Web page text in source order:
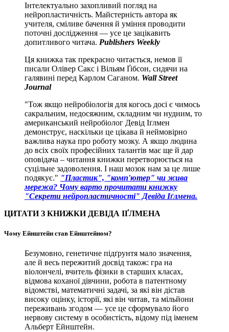
Інтелектуально захопливий погляд на
нейропластичність. Майстерність автора як
учителя, сміливе бачення й уміння проводити
поточні дослідження — усе це зацікавить
допитливого читача. Publishers Weekly
Ця книжка так прекрасно читається, немов її
писали Олівер Сакс і Вільям Ґібсон, сидячи на
галявині перед Карлом Саганом. Wall Street
Journal
"Тож якщо нейробіологія для когось досі є чимось
сакральним, недосяжним, складним чи нудним, то
американський нейробіолог Девід Іґлмен
демонструє, наскільки це цікава й неймовірно
важлива наука про роботу мозку. А якщо людина
до всіх своїх професійних талантів має ще й дар
оповідача – читання книжки перетворюється на
суцільне задоволення. І наш мозок нам за це лише
подякує." "Пластик", "комп'ютер" чи жива
мережа? Чому варто прочитати книжку
"Секрети нейропластичності" Девіда Іґлмена.
ЦИТАТИ З КНИЖКИ ДЕВІДА ІҐЛМЕНА
Чому Ейнштейн став Ейнштейном?
Безумовно, генетичне підґрунтя мало значення,
але й весь пережитий досвід також: гра на
віолончелі, вчитель фізики в старших класах,
відмова коханої дівчини, робота в патентному
відомстві, математичні задачі, за які він дістав
високу оцінку, історії, які він читав, та мільйони
переживань згодом — усе це сформувало його
нервову систему в особистість, відому під іменем
Альберт Ейнштейн.